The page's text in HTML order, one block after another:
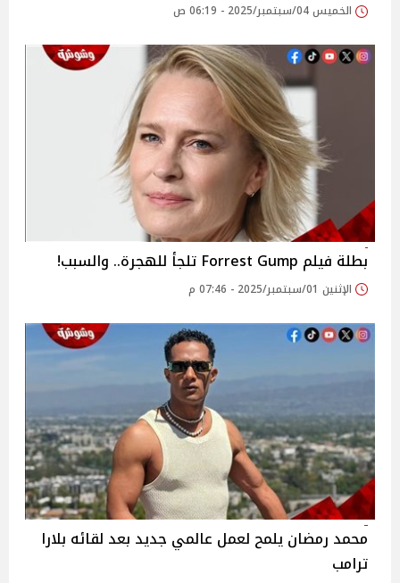
الخميس 04/سبتمبر/2025 - 06:19 ص
بطلة فيلم Forrest Gump تلجأ للهجرة.. والسبب!
الإثنين 01/سبتمبر/2025 - 07:46 م
محمد رمضان يلمح لعمل عالمي جديد بعد لقائه بلارا
ترامب‎